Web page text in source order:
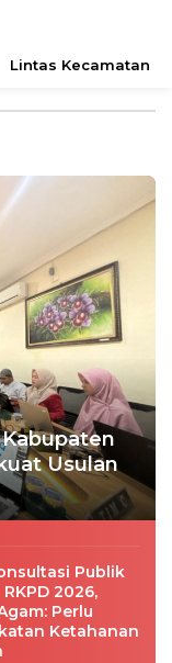
Lintas Kecamatan
Usulan
Publik
2026,
Perlu
Ketahanan